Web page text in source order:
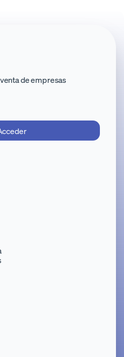
de empresas